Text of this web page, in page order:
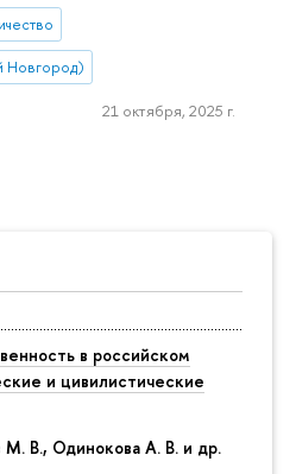
в российском
и цивилистические
В., Одинокова А. В. и др.
Новгород)
21 октября, 2025 г.